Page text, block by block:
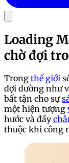
Loading
chờ đợi
Trong thế giới
đợi dường như
bất tận cho sự
một hiện tượng
hước và đầy
thuộc khi công